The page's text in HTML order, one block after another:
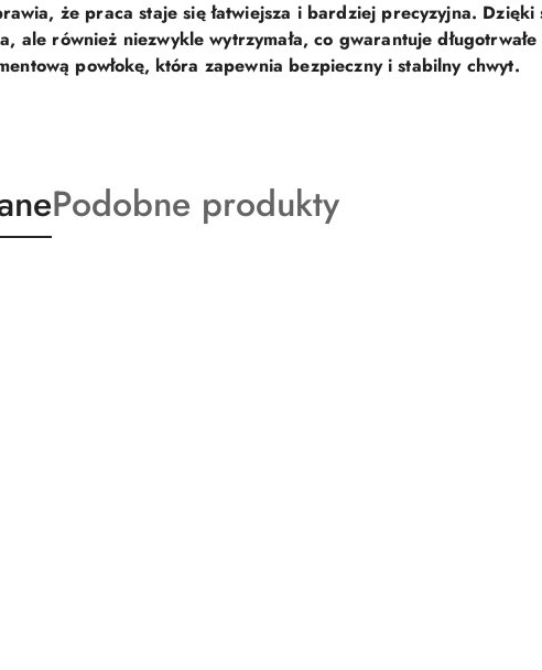
że praca staje się łatwiejsza i bardziej precyzyjna. Dzięki
ale również niezwykle wytrzymała, co gwarantuje
powłokę, która zapewnia bezpieczny i stabilny chwyt.
Produkty
o
Podobne produkty